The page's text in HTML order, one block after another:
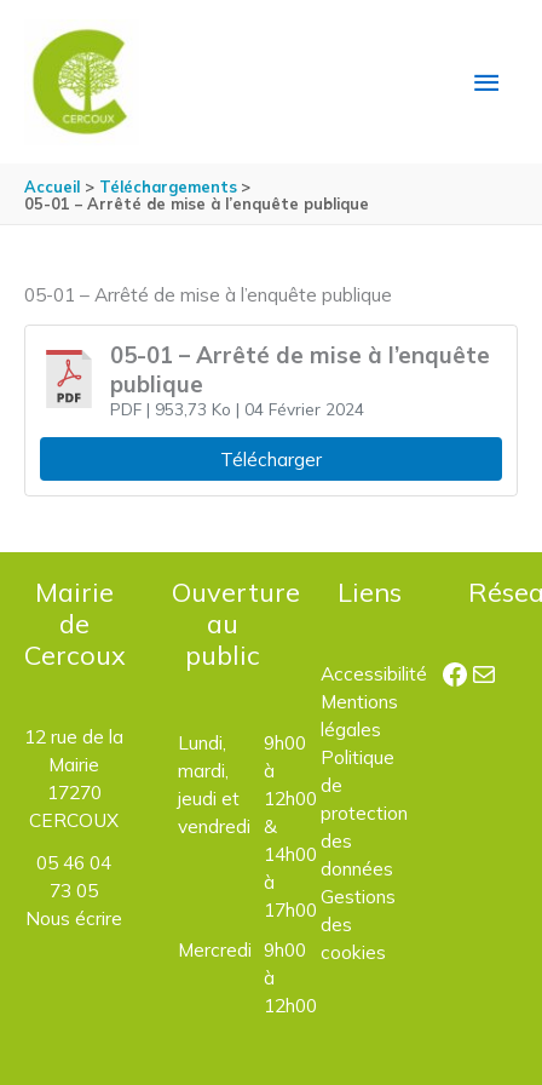
Accueil
Téléchargements
05-01 – Arrêté de mise à l’enquête publique
05-01 – Arrêté de mise à l’enquête publique
05-01 – Arrêté de mise à l’enquête
publique
PDF| 953,73 Ko | 04 Février 2024
Télécharger
Mairie
de
Cercoux
12 rue de la
Mairie
17270
CERCOUX
05 46 04
73 05
Nous écrire
Ouverture
au
public
Lundi,
mardi,
jeudi et
vendredi
9h00
à
12h00
&
14h00
à
17h00
Mercredi 9h00
à
12h00
Liens
Accessibilité
Mentions
légales
Politique
de
protection
des
données
Gestions
des
cookies
E-mail